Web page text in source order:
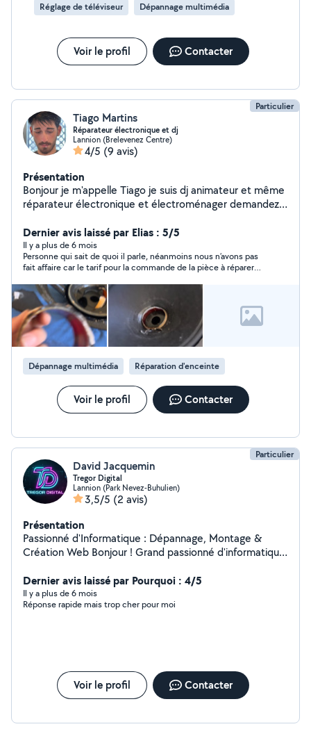
Réglage de téléviseur Dépannage multimédia
Voir le profil Contacter
Particulier
Tiago Martins
Réparateur électronique et dj
Lannion (Brelevenez Centre)
4/5 (9 avis)
Présentation
Bonjour je m'appelle Tiago je suis dj animateur et même
réparateur électronique et électroménager demandez-
Dernier avis laissé par Elias : 5/5
Il y a plus de 6 mois
Personne qui sait de quoi il parle, néanmoins nous n’avons pas
fait affaire car le tarif pour la commande de la pièce à réparer
Dépannage multimédia Réparation d'enceinte
Voir le profil Contacter
Particulier
David Jacquemin
Tregor Digital
Lannion (Park Nevez-Buhulien)
3,5/5 (2 avis)
Présentation
Passionné d'Informatique : Dépannage, Montage &
Création Web Bonjour ! Grand passionné d'informatique
rigueur à votre service pour redonner un coup de jeune
à votre matériel ou lancer votre projet sur le Web.
CRÉATION DE SITES WEB Sites vitrines personnalisés :
réinitialisation, résolution d'écrans bleus et blocages de
mises à jour. Nettoyage & Sécurité : Suppression de
Dernier avis laissé par Pourquoi : 4/5
Il y a plus de 6 mois
Réponse rapide mais trop cher pour moi
Voir le profil Contacter